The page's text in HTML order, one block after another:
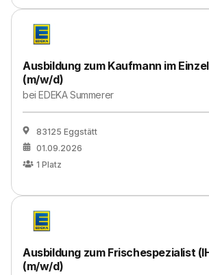
Ausbildung zum Kaufmann im
(m/w/d)
beiEDEKA Summerer
83125 Eggstätt
01.09.2026
1 Platz
Ausbildung zum Frischespezialist
(m/w/d)